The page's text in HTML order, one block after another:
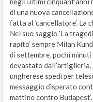
di una nuova
fatta al ‘cancellatore’. La
Nel suo saggio ‘La
rapito’ sempre Milan
di settembre, pochi
devastato dall’artiglieria,
ungherese spedì per
messaggio disperato
mattino contro